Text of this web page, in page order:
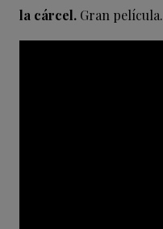
la cárcel. Gran película.